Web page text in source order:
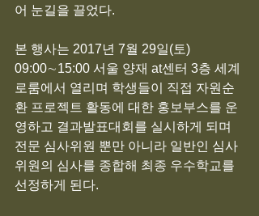
어 눈길을 끌었다.
본 행사는 2017년 7월 29일(토)
09:00∼15:00 서울 양재 at센터 3층 세계
로룸에서 열리며 학생들이 직접 자원순
환 프로젝트 활동에 대한 홍보부스를 운
영하고 결과발표대회를 실시하게 되며
전문 심사위원 뿐만 아니라 일반인 심사
위원의 심사를 종합해 최종 우수학교를
선정하게 된다.